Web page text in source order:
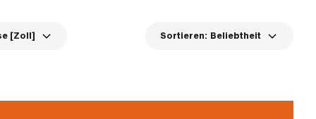
[Zoll] Sortieren: Beliebtheit